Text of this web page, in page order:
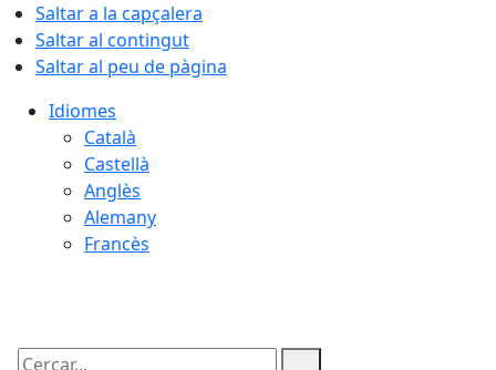
Saltar a la capçalera
Saltar al contingut
Saltar al peu de pàgina
Idiomes
Català
Castellà
Anglès
Alemany
Francès